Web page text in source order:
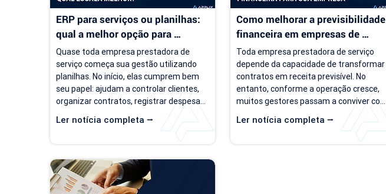
ERP para serviços ou planilhas:
qual a melhor opção para
empresas de serviço?
Ler notícia completa ⭢
Quase toda empresa prestadora de
serviço começa sua gestão utilizando
planilhas. No início, elas cumprem bem
seu papel: ajudam a controlar clientes,
organizar contratos, registrar despesas
e acompanhar o faturamento. O
problema é que a empresa evolui, mas o
modelo de gestão muitas vezes
carteira de clientes, novos contratos,
cobranças recorrentes e processos
financeiros mais complexos, aquilo que
Como melhorar a previsibilidade
financeira em empresas de
serviço
Ler notícia completa ⭢
Toda empresa prestadora de serviço
depende da capacidade de transformar
contratos em receita previsível. No
entanto, conforme a operação cresce,
muitos gestores passam a conviver com
um cenário de incerteza. Existe carteira
de clientes, há contratos ativos e novos
negócios acontecendo, mas responder